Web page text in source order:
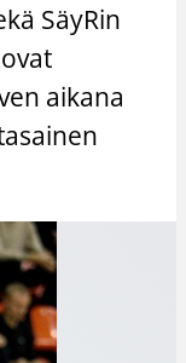
SäyRin
aikana